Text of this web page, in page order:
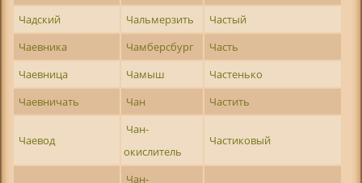
Чадский
Чальмерзить
Частый
Чаевника
Чамберсбург
Часть
Чаевница
Чамыш
Частенько
Чаевничать
Чан Частить
Чаевод
Чан-
окислитель
Частиковый
Чан-